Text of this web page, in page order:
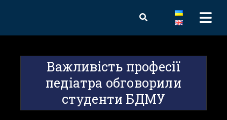
Важливість професії
педіатра обговорили
студенти БДМУ